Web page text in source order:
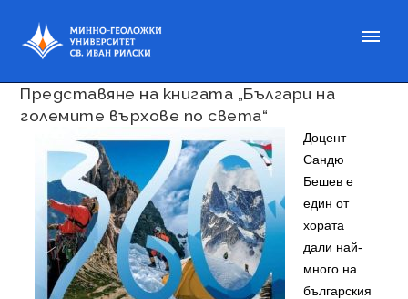
Представяне на книгата „Българи на
големите върхове по света“
Доцент
Сандю
Бешев е
един от
хората
дали най-
много на
българския